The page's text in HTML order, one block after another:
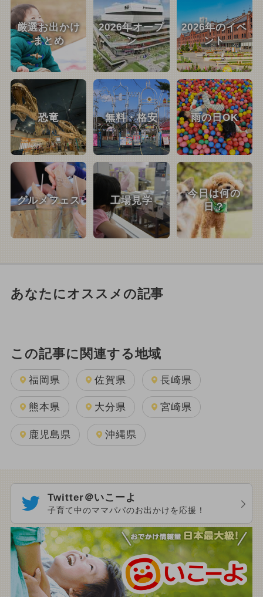
厳選お出かけ
まとめ
2026年オープ
ン
2026年のイベ
ント
恐竜 無料・格安 雨の日OK
グルメフェス 工場見学
今日は何の
日？
あなたにオススメの記事
この記事に関連する地域
福岡県 佐賀県 長崎県
熊本県 大分県 宮崎県
鹿児島県 沖縄県
Twitter＠いこーよ
子育て中のママパパのお出かけを応援！